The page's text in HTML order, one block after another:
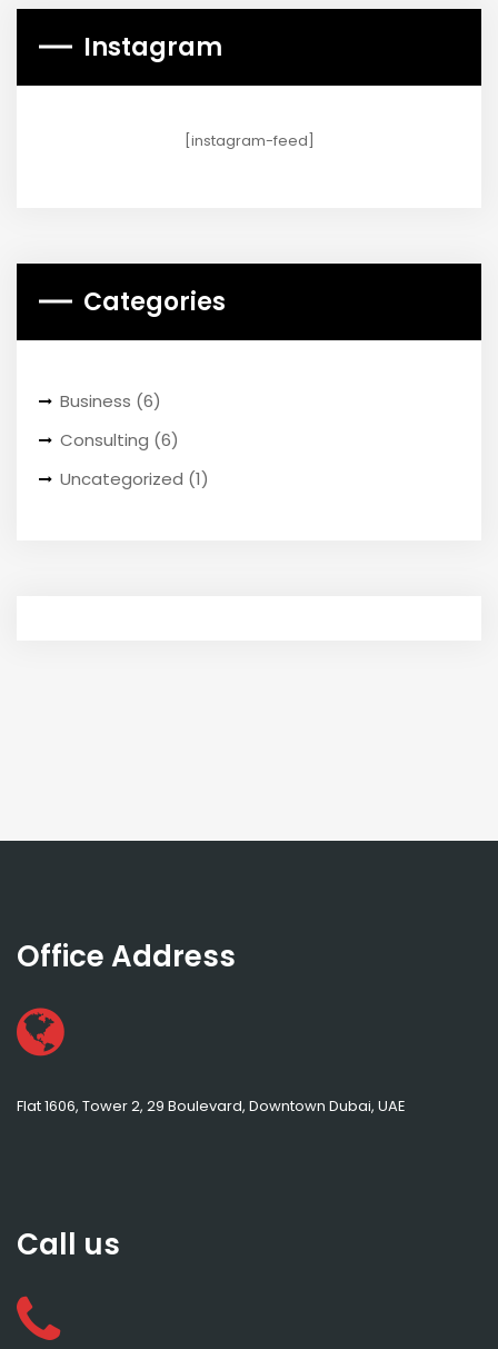
Instagram
[instagram-feed]
Categories
Business (6)
Consulting (6)
Uncategorized (1)
Office Address
Flat 1606, Tower 2, 29 Boulevard, Downtown Dubai, UAE
Call us